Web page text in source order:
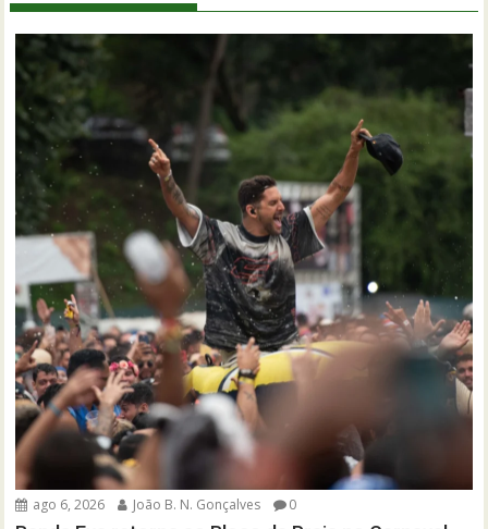
ago 6, 2026 João B. N. Gonçalves 0